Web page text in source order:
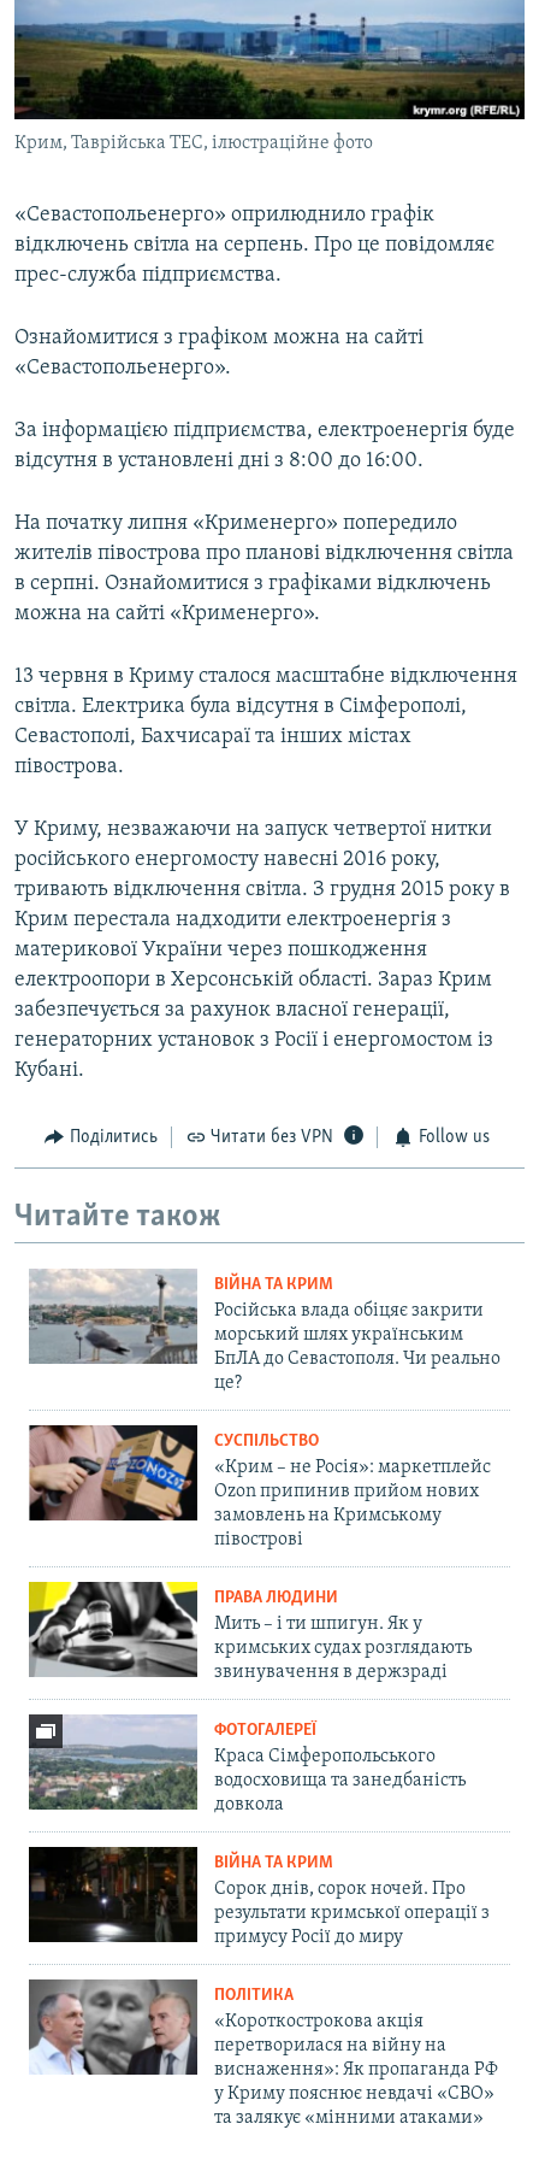
ВІДЕОУРОКИ «ELIFBE»
СВІДЧЕННЯ ОКУПАЦІЇ
УКРАЇНСЬКА ПРОБЛЕМА КРИМУ
ІНФОГРАФІКА
Русский
Qırımtatar
ДОЛУЧАЙСЯ!
Усі сайти RFE/RL
Крим, Таврійська ТЕС, ілюстраційне фото
«Севастопольенерго» оприлюднило графік
відключень світла на серпень. Про це повідомляє
прес-служба підприємства.
Ознайомитися з графіком можна на сайті
«Севастопольенерго».
За інформацією підприємства, електроенергія буде
відсутня в установлені дні з 8:00 до 16:00.
На початку липня «Крименерго» попередило
жителів півострова про планові відключення світла
в серпні. Ознайомитися з графіками відключень
можна на сайті «Крименерго».
13 червня в Криму сталося масштабне відключення
світла. Електрика була відсутня в Сімферополі,
Севастополі, Бахчисараї та інших містах
півострова.
У Криму, незважаючи на запуск четвертої нитки
російського енергомосту навесні 2016 року,
тривають відключення світла. З грудня 2015 року в
Крим перестала надходити електроенергія з
материкової України через пошкодження
електроопори в Херсонській області. Зараз Крим
забезпечується за рахунок власної генерації,
генераторних установок з Росії і енергомостом із
Кубані.
Поділитись Читати без VPN Follow us
Читайте також
ВІЙНА ТА КРИМ
Російська влада обіцяє закрити
морський шлях українським
БпЛА до Севастополя. Чи реально
це?
СУСПІЛЬСТВО
«Крим – не Росія»: маркетплейс
Ozon припинив прийом нових
замовлень на Кримському
півострові
ПРАВА ЛЮДИНИ
Мить – і ти шпигун. Як у
кримських судах розглядають
звинувачення в держзраді
ФОТОГАЛЕРЕЇ
Краса Сімферопольського
водосховища та занедбаність
довкола
ВІЙНА ТА КРИМ
Сорок днів, сорок ночей. Про
результати кримської операції з
примусу Росії до миру
ПОЛІТИКА
«Короткострокова акція
перетворилася на війну на
виснаження»: Як пропаганда РФ
у Криму пояснює невдачі «СВО»
та залякує «мінними атаками»